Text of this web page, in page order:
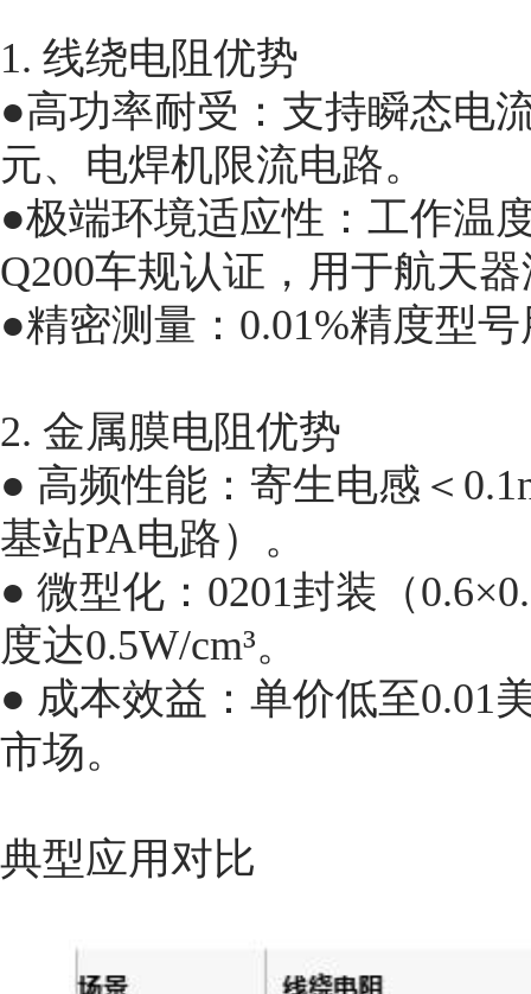
1. 线绕电阻优势
●高功率耐受：支持瞬态电
元、电焊机限流电路。
●极端环境适应性：工作温
Q200车规认证，用于航天
●精密测量：0.01%精度型
2. 金属膜电阻优势
● 高频性能：寄生电感＜
基站PA电路）。
● 微型化：0201封装（
度达0.5W/cm³。
● 成本效益：单价低至0.01
市场。
典型应用对比